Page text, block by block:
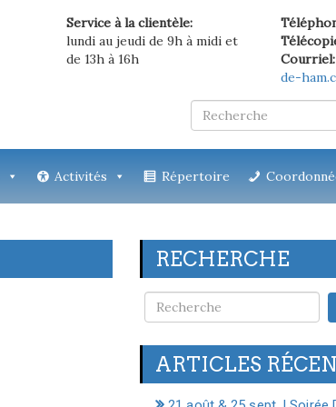
Service à la clientèle:
lundi au jeudi de 9h à midi et
de 13h à 16h
Courriel:
de-
Activités Répertoire
RECHERCHE
ARTICLES